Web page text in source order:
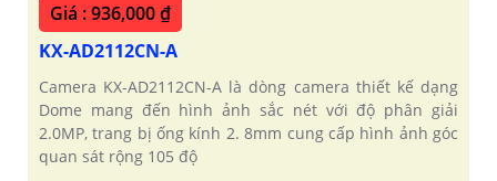
Giá : 936,000 ₫
KX-AD2112CN-A
Camera KX-AD2112CN-A là dòng camera thiết kế dạng
Dome mang đến hình ảnh sắc nét với độ phân giải
2.0MP, trang bị ống kính 2. 8mm cung cấp hình ảnh góc
quan sát rộng 105 độ